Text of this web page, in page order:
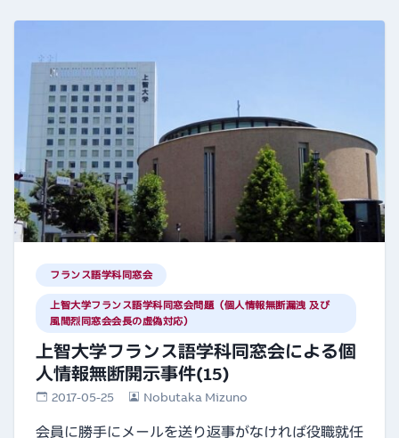
フランス語学科同窓会
上智大学フランス語学科同窓会問題（個人情報無断漏洩 及び
風間烈同窓会会長の虚偽対応）
上智大学フランス語学科同窓会による個
人情報無断開示事件(15)
2017-05-25 Nobutaka Mizuno
会員に勝手にメールを送り返事がなければ役職就任